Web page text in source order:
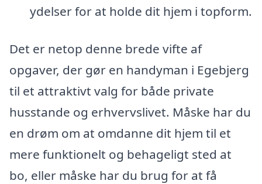
ydelser for at holde dit hjem i topform.
Det er netop denne brede vifte af
opgaver, der gør en handyman i Egebjerg
til et attraktivt valg for både private
husstande og erhvervslivet. Måske har du
en drøm om at omdanne dit hjem til et
mere funktionelt og behageligt sted at
bo, eller måske har du brug for at få